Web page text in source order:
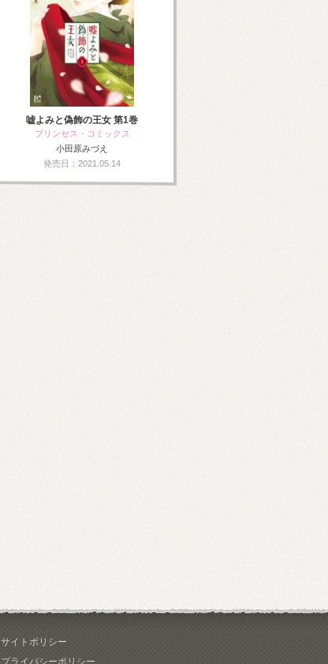
嘘よみと偽飾の王女 第1巻
プリンセス・コミックス
小田原みづえ
発売日：2021.05.14
サイトポリシー
プライバシーポリシー